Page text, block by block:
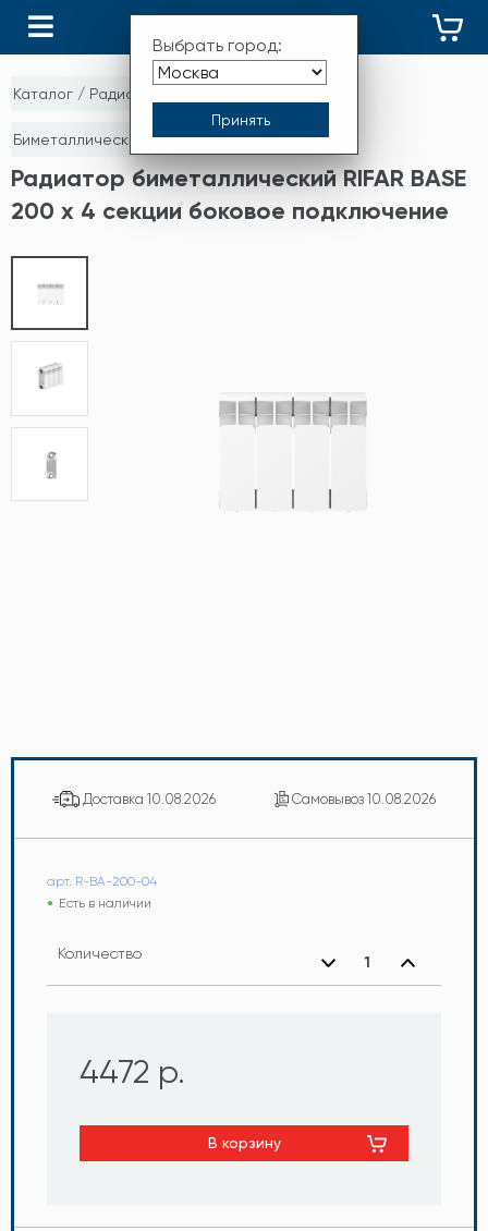
Выбрать город:
Каталог / Радиаторы отопления
Биметаллические секционные радиаторы
Радиатор биметаллический RIFAR BASE
200 х 4 секции боковое подключение
Доставка 10.08.2026 Самовывоз 10.08.2026
арт. R-BA-200-04
Есть в наличии
Количество
4472 р.
В корзину